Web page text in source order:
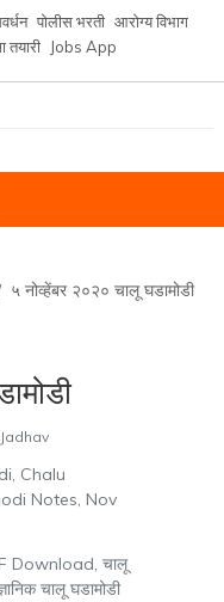
पोलीस भरती आरोग्य विभाग
तयारी Jobs App
५ नोव्हेंबर २०२० चालू घडामोडी
, Chalu
Notes, Nov
Download, चालू
चालू घडामोडी